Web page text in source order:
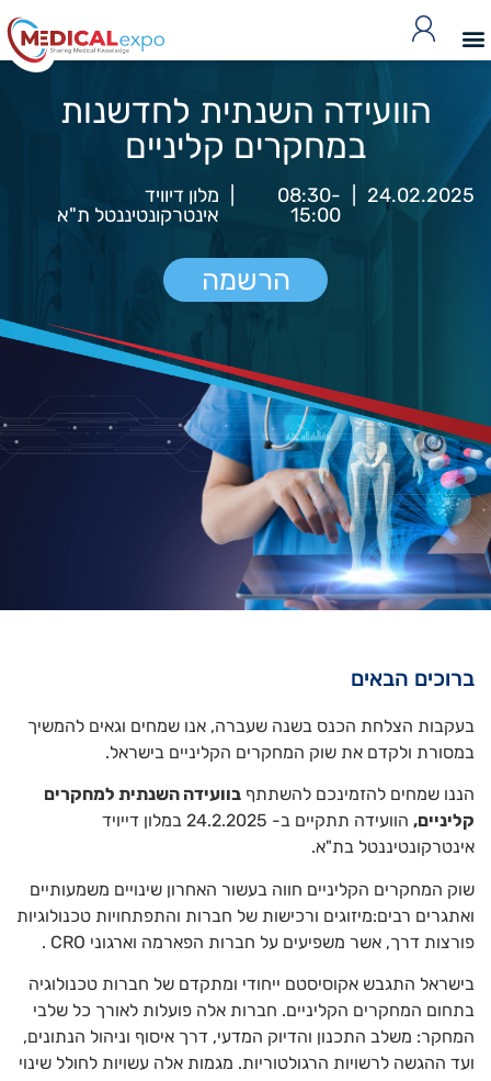
הוועידה השנתית לחדשנות
במחקרים קליניים
24.02.2025
08:30-
15:00
מלון דיוויד
אינטרקונטיננטל ת"א
הרשמה
ברוכים הבאים
בעקבות הצלחת הכנס בשנה שעברה, אנו שמחים וגאים להמשיך
במסורת ולקדם את שוק המחקרים הקליניים בישראל.
הננו שמחים להזמינכם להשתתף בוועידה השנתית למחקרים
קליניים,
הוועידה תתקיים ב- 24.2.2025 במלון דייויד
אינטרקונטיננטל בת"א.
שוק המחקרים הקליניים חווה בעשור האחרון שינויים משמעותיים
ואתגרים רבים:מיזוגים ורכישות של חברות והתפתחויות טכנולוגיות
פורצות דרך, אשר משפיעים על חברות הפארמה וארגוני CRO .
בישראל התגבש אקוסיסטם ייחודי ומתקדם של חברות טכנולוגיה
בתחום המחקרים הקליניים. חברות אלה פועלות לאורך כל שלבי
המחקר: משלב התכנון והדיוק המדעי, דרך איסוף וניהול הנתונים,
ועד ההגשה לרשויות הרגולטוריות. מגמות אלה עשויות לחולל שינוי